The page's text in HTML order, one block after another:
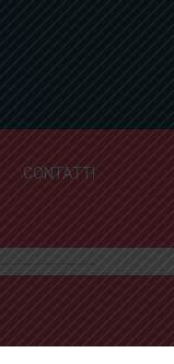
CONTATTI